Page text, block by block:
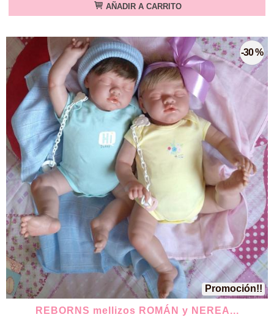
AÑADIR A CARRITO
Promoción!!
-30 %
REBORNS mellizos ROMÁN y NEREA...